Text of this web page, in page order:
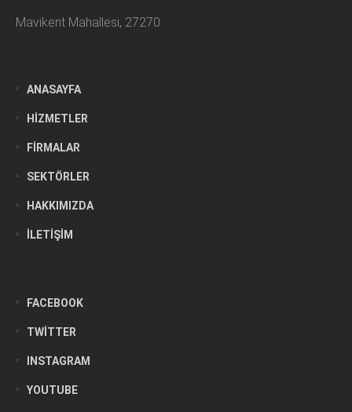
Mavikent Mahallesi, 27270
ANASAYFA
HIZMETLER
FIRMALAR
SEKTÖRLER
HAKKIMIZDA
İLETIŞIM
FACEBOOK
TWITTER
INSTAGRAM
YOUTUBE